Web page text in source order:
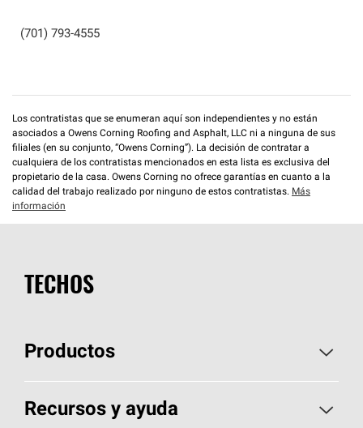
(701) 793-4555
Los contratistas que se enumeran aquí son independientes y no están
asociados a Owens Corning Roofing and Asphalt, LLC ni a ninguna de sus
filiales (en su conjunto, “Owens Corning”). La decisión de contratar a
cualquiera de los contratistas mencionados en esta lista es exclusiva del
propietario de la casa. Owens Corning no ofrece garantías en cuanto a la
calidad del trabajo realizado por ninguno de estos contratistas. Más
información
TECHOS
Productos
Elija sus tejas
Recursos y ayuda